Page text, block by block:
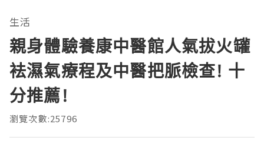
生活
親身體驗養康中醫館人氣拔火罐
袪濕氣療程及中醫把脈檢查! 十
分推薦!
瀏覽次數:25796